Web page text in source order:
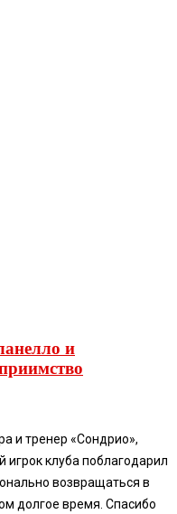
и
и тренер «Сондрио»,
клуба поблагодарил
возвращаться в
долгое время. Спасибо